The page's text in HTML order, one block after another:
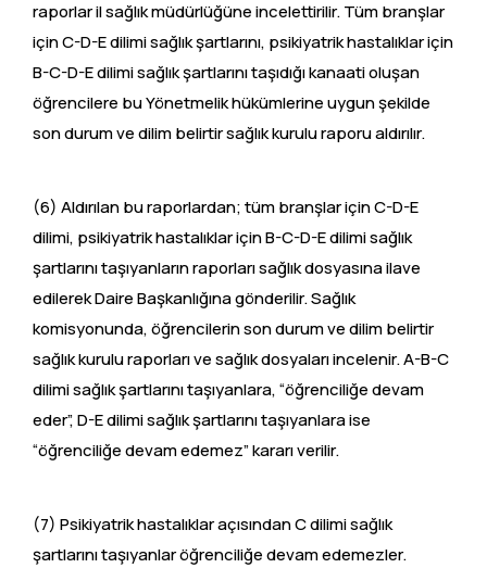
raporlar il sağlık müdürlüğüne incelettirilir. Tüm branşlar
için C-D-E dilimi sağlık şartlarını, psikiyatrik hastalıklar için
B-C-D-E dilimi sağlık şartlarını taşıdığı kanaati oluşan
öğrencilere bu Yönetmelik hükümlerine uygun şekilde
son durum ve dilim belirtir sağlık kurulu raporu aldırılır.
(6) Aldırılan bu raporlardan; tüm branşlar için C-D-E
dilimi, psikiyatrik hastalıklar için B-C-D-E dilimi sağlık
şartlarını taşıyanların raporları sağlık dosyasına ilave
edilerek Daire Başkanlığına gönderilir. Sağlık
komisyonunda, öğrencilerin son durum ve dilim belirtir
sağlık kurulu raporları ve sağlık dosyaları incelenir. A-B-C
dilimi sağlık şartlarını taşıyanlara, “öğrenciliğe devam
eder”, D-E dilimi sağlık şartlarını taşıyanlara ise
“öğrenciliğe devam edemez” kararı verilir.
(7) Psikiyatrik hastalıklar açısından C dilimi sağlık
şartlarını taşıyanlar öğrenciliğe devam edemezler.